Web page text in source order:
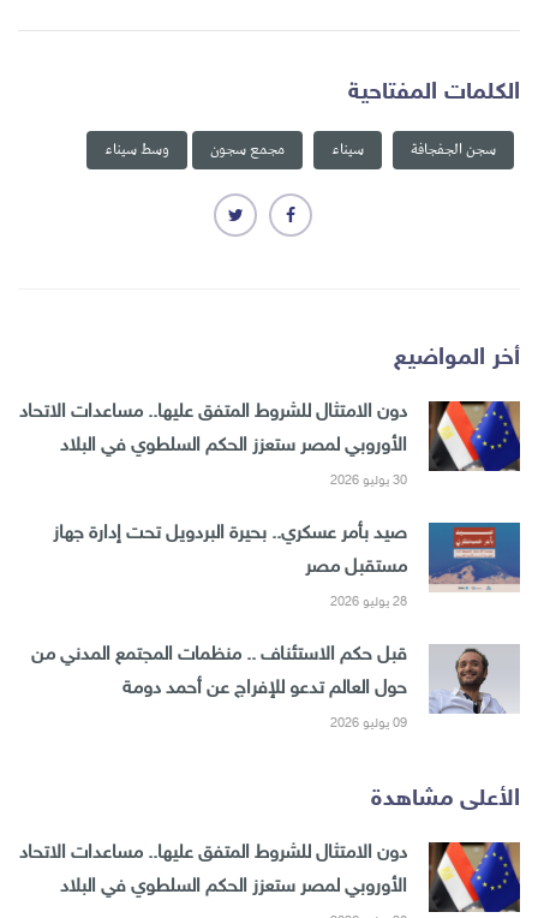
الكلمات المفتاحية
سجن الجفجافة سيناء مجمع سجون وسط سيناء
أخر المواضيع
دون الامتثال للشروط المتفق عليها.. مساعدات الاتحاد
الأوروبي لمصر ستعزز الحكم السلطوي في البلاد
30 يوليو 2026
صيد بأمر عسكري.. بحيرة البردويل تحت إدارة جهاز
مستقبل مصر
28 يوليو 2026
قبل حكم الاستئناف .. منظمات المجتمع المدني من
حول العالم تدعو للإفراج عن أحمد دومة
09 يوليو 2026
الأعلى مشاهدة
دون الامتثال للشروط المتفق عليها.. مساعدات الاتحاد
الأوروبي لمصر ستعزز الحكم السلطوي في البلاد